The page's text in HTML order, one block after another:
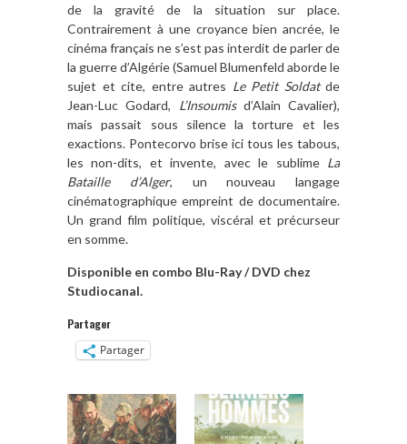
de la gravité de la situation sur place.
Contrairement à une croyance bien ancrée, le
cinéma français ne s’est pas interdit de parler de
la guerre d’Algérie (Samuel Blumenfeld aborde le
sujet et cite, entre autres Le Petit Soldat de
Jean-Luc Godard, L’Insoumisd’Alain Cavalier),
mais passait sous silence la torture et les
exactions. Pontecorvo brise ici tous les tabous,
les non-dits, et invente, avec le sublime La
Bataille d’Alger, un nouveau langage
cinématographique empreint de documentaire.
Un grand film politique, viscéral et précurseur
en somme.
Disponible en combo Blu-Ray / DVD chez
Studiocanal.
Partager
Partager